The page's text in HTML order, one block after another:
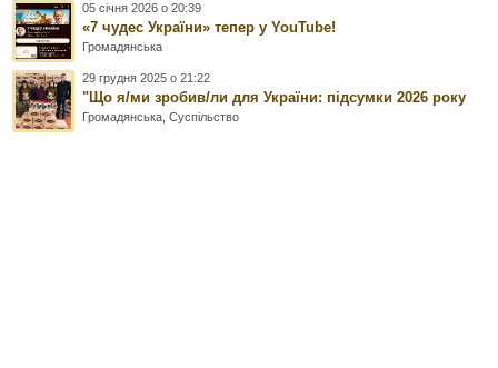
05 січня 2026 о 20:39
«7 чудес України» тепер у YouTube!
Громадянська
29 грудня 2025 о 21:22
"Що я/ми зробив/ли для України: підсумки 2026 року
Громадянська ,Суспільство